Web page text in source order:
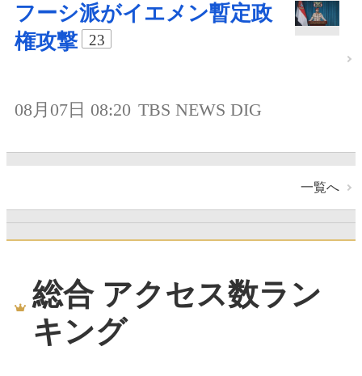
フーシ派がイエメン暫定政
権攻撃
23
08月07日 08:20 TBS NEWS DIG
一覧へ
総合 アクセス数ラン
キング